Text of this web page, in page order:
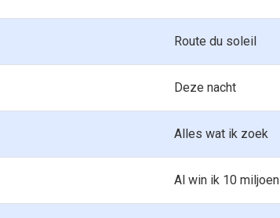
Route du soleil
Deze nacht
Alles wat ik zoek
Al win ik 10 miljoen